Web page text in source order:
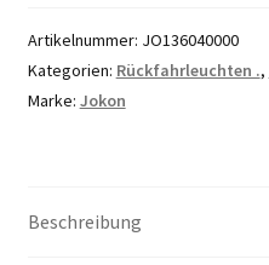
Artikelnummer: JO136040000
Kategorien: Rückfahrleuchten .,
Marke: Jokon
Beschreibung